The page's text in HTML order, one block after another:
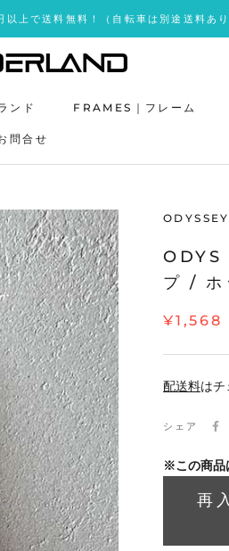
上で送料無料！（自転車は別途送料あ
ンド FRAMES｜フレーム
問合せ
ODYSSEY
ODYS
プ / ホ
¥1,568
配送料はチ
シェア
※この商品
再